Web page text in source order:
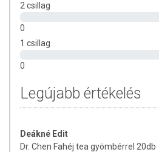
Nettó tömeg:
2 csillag
0
1 csillag
0
Legújabb értékelés
Deákné Edit
Dr. Chen Fahéj tea gyömbérrel 20db